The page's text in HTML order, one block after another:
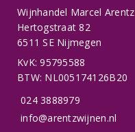
Wijnhandel Marcel Arentz
Hertogstraat 82
6511 SE Nijmegen
KvK: 95795588
BTW: NL005174126B20
024 3888979
info@arentzwijnen.nl